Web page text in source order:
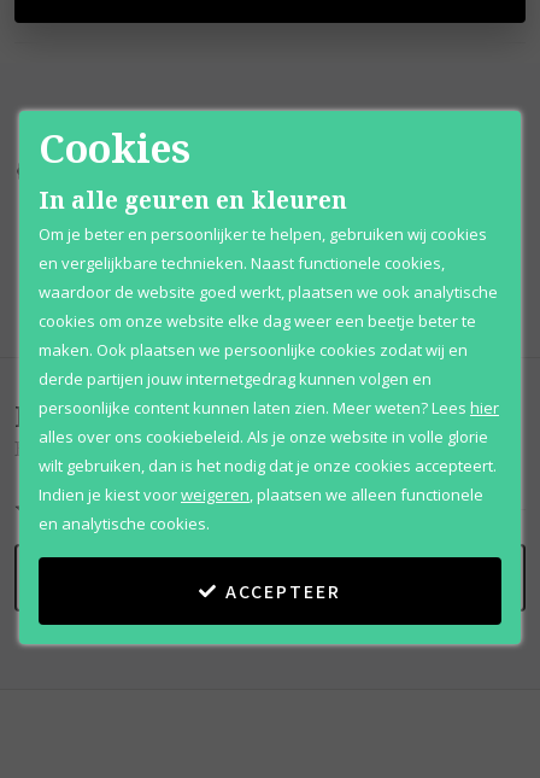
100% originele Afhalen mogelijk
Qshops Keurmerk
Beoordelingen(0)
Black Lace
SCHRIJF BEOORDELING
Cookies
In alle geuren en kleuren
Om je beter en persoonlijker te helpen, gebruiken wij cookies
en vergelijkbare technieken. Naast functionele cookies,
waardoor de website goed werkt, plaatsen we ook analytische
cookies om onze website elke dag weer een beetje beter te
maken. Ook plaatsen we persoonlijke cookies zodat wij en
derde partijen jouw internetgedrag kunnen volgen en
persoonlijke content kunnen laten zien. Meer weten?Lees hier
alles over ons cookiebeleid. Als je onze website in volle glorie
wilt gebruiken, dan is het nodig dat je onze cookies accepteert.
Indien je kiest voorweigeren,plaatsen we alleen functionele
en analytische cookies.
ACCEPTEER